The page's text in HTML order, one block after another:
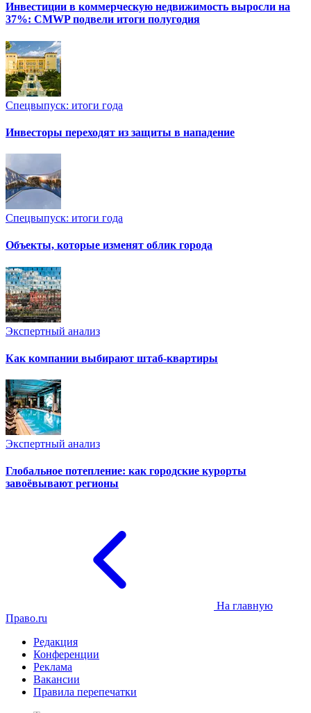
Инвестиции в коммерческую недвижимость выросли на
37%: CMWP подвели итоги полугодия
Спецвыпуск: итоги года
Инвесторы переходят из защиты в нападение
Спецвыпуск: итоги года
Объекты, которые изменят облик города
Экспертный анализ
Как компании выбирают штаб-квартиры
Экспертный анализ
Глобальное потепление: как городские курорты
завоёвывают регионы
На главную
Право.ru
Редакция
Конференции
Реклама
Вакансии
Правила перепечатки